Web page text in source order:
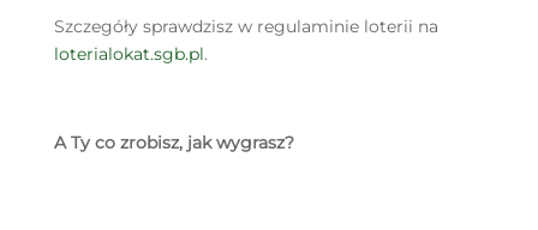
Szczegóły sprawdzisz w regulaminie loterii na
loterialokat.sgb.pl.
A Ty co zrobisz, jak wygrasz?